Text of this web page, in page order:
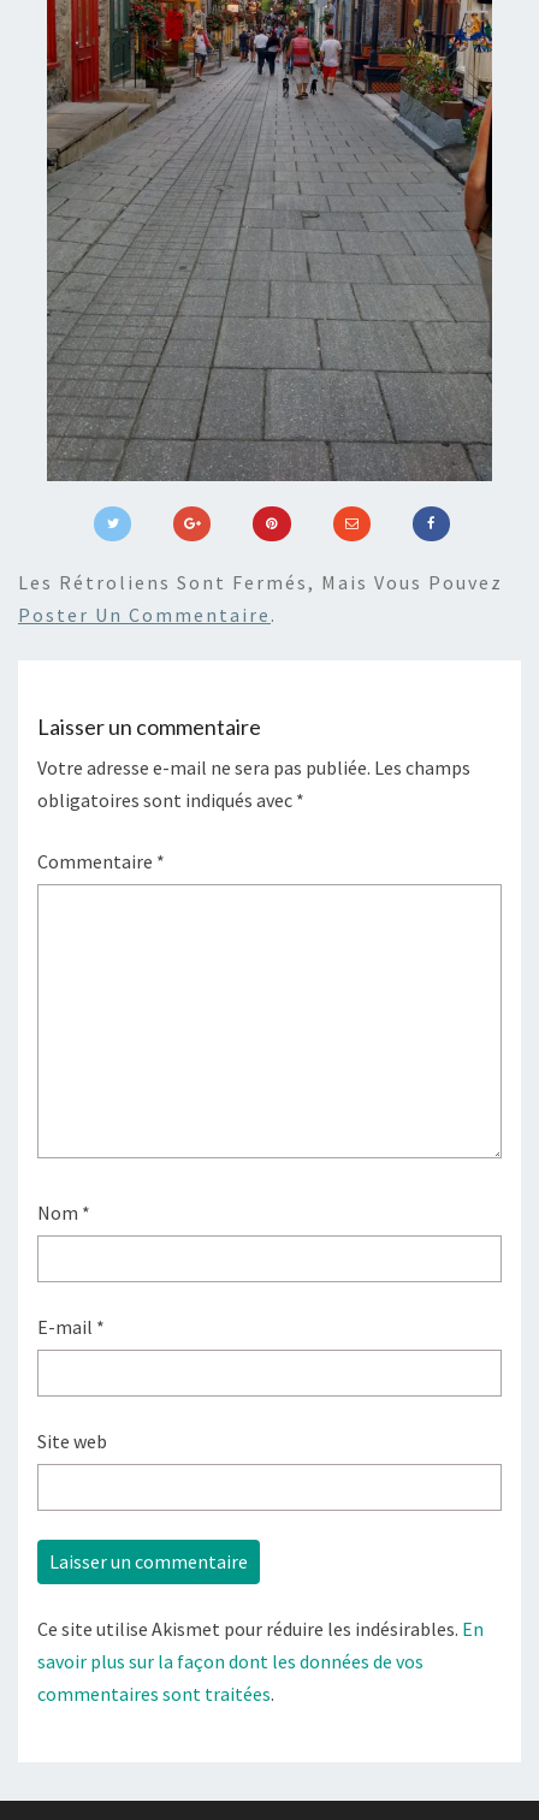
Les Rétroliens Sont Fermés, Mais Vous Pouvez
Poster Un Commentaire .
Laisser un commentaire
Votre adresse e-mail ne sera pas publiée. Les champs
obligatoires sont indiqués avec *
Commentaire *
Nom *
E-mail *
Site web
Ce site utilise Akismet pour réduire les indésirables. En
savoir plus sur la façon dont les données de vos
commentaires sont traitées.